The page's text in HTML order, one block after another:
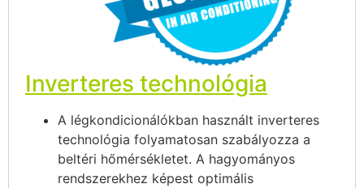
Inverteres technológia
A légkondicionálókban használt inverteres
technológia folyamatosan szabályozza a
beltéri hőmérsékletet. A hagyományos
rendszerekhez képest optimális